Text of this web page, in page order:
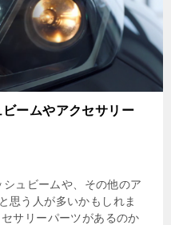
ームやアクセサリー
ュビームや、その他のア
思う人が多いかもしれま
サリーパーツがあるのか